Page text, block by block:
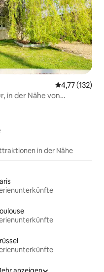
4,77 (132)
in der Nähe von
in der Nähe